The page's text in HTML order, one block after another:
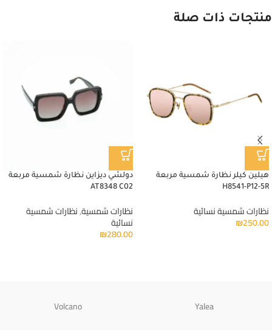
منتجات ذات صلة
هيلين كيلر نظارة شمسية مربعة
H8541-P12-5R
نظارات شمسية نسائية
₪250.00
دولشي ديزاين نظارة شمسية مربعة
AT8348 C02
نظارات شمسية,نظارات شمسية
نسائية
₪280.00
Yalea
Volcano